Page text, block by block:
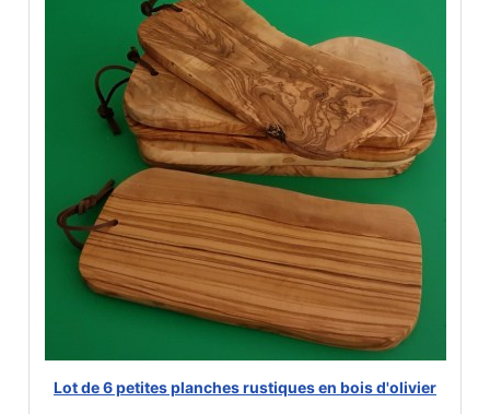
Lot de 6 petites planches rustiques en bois d'olivier